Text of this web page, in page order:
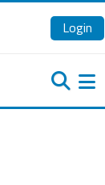
Login